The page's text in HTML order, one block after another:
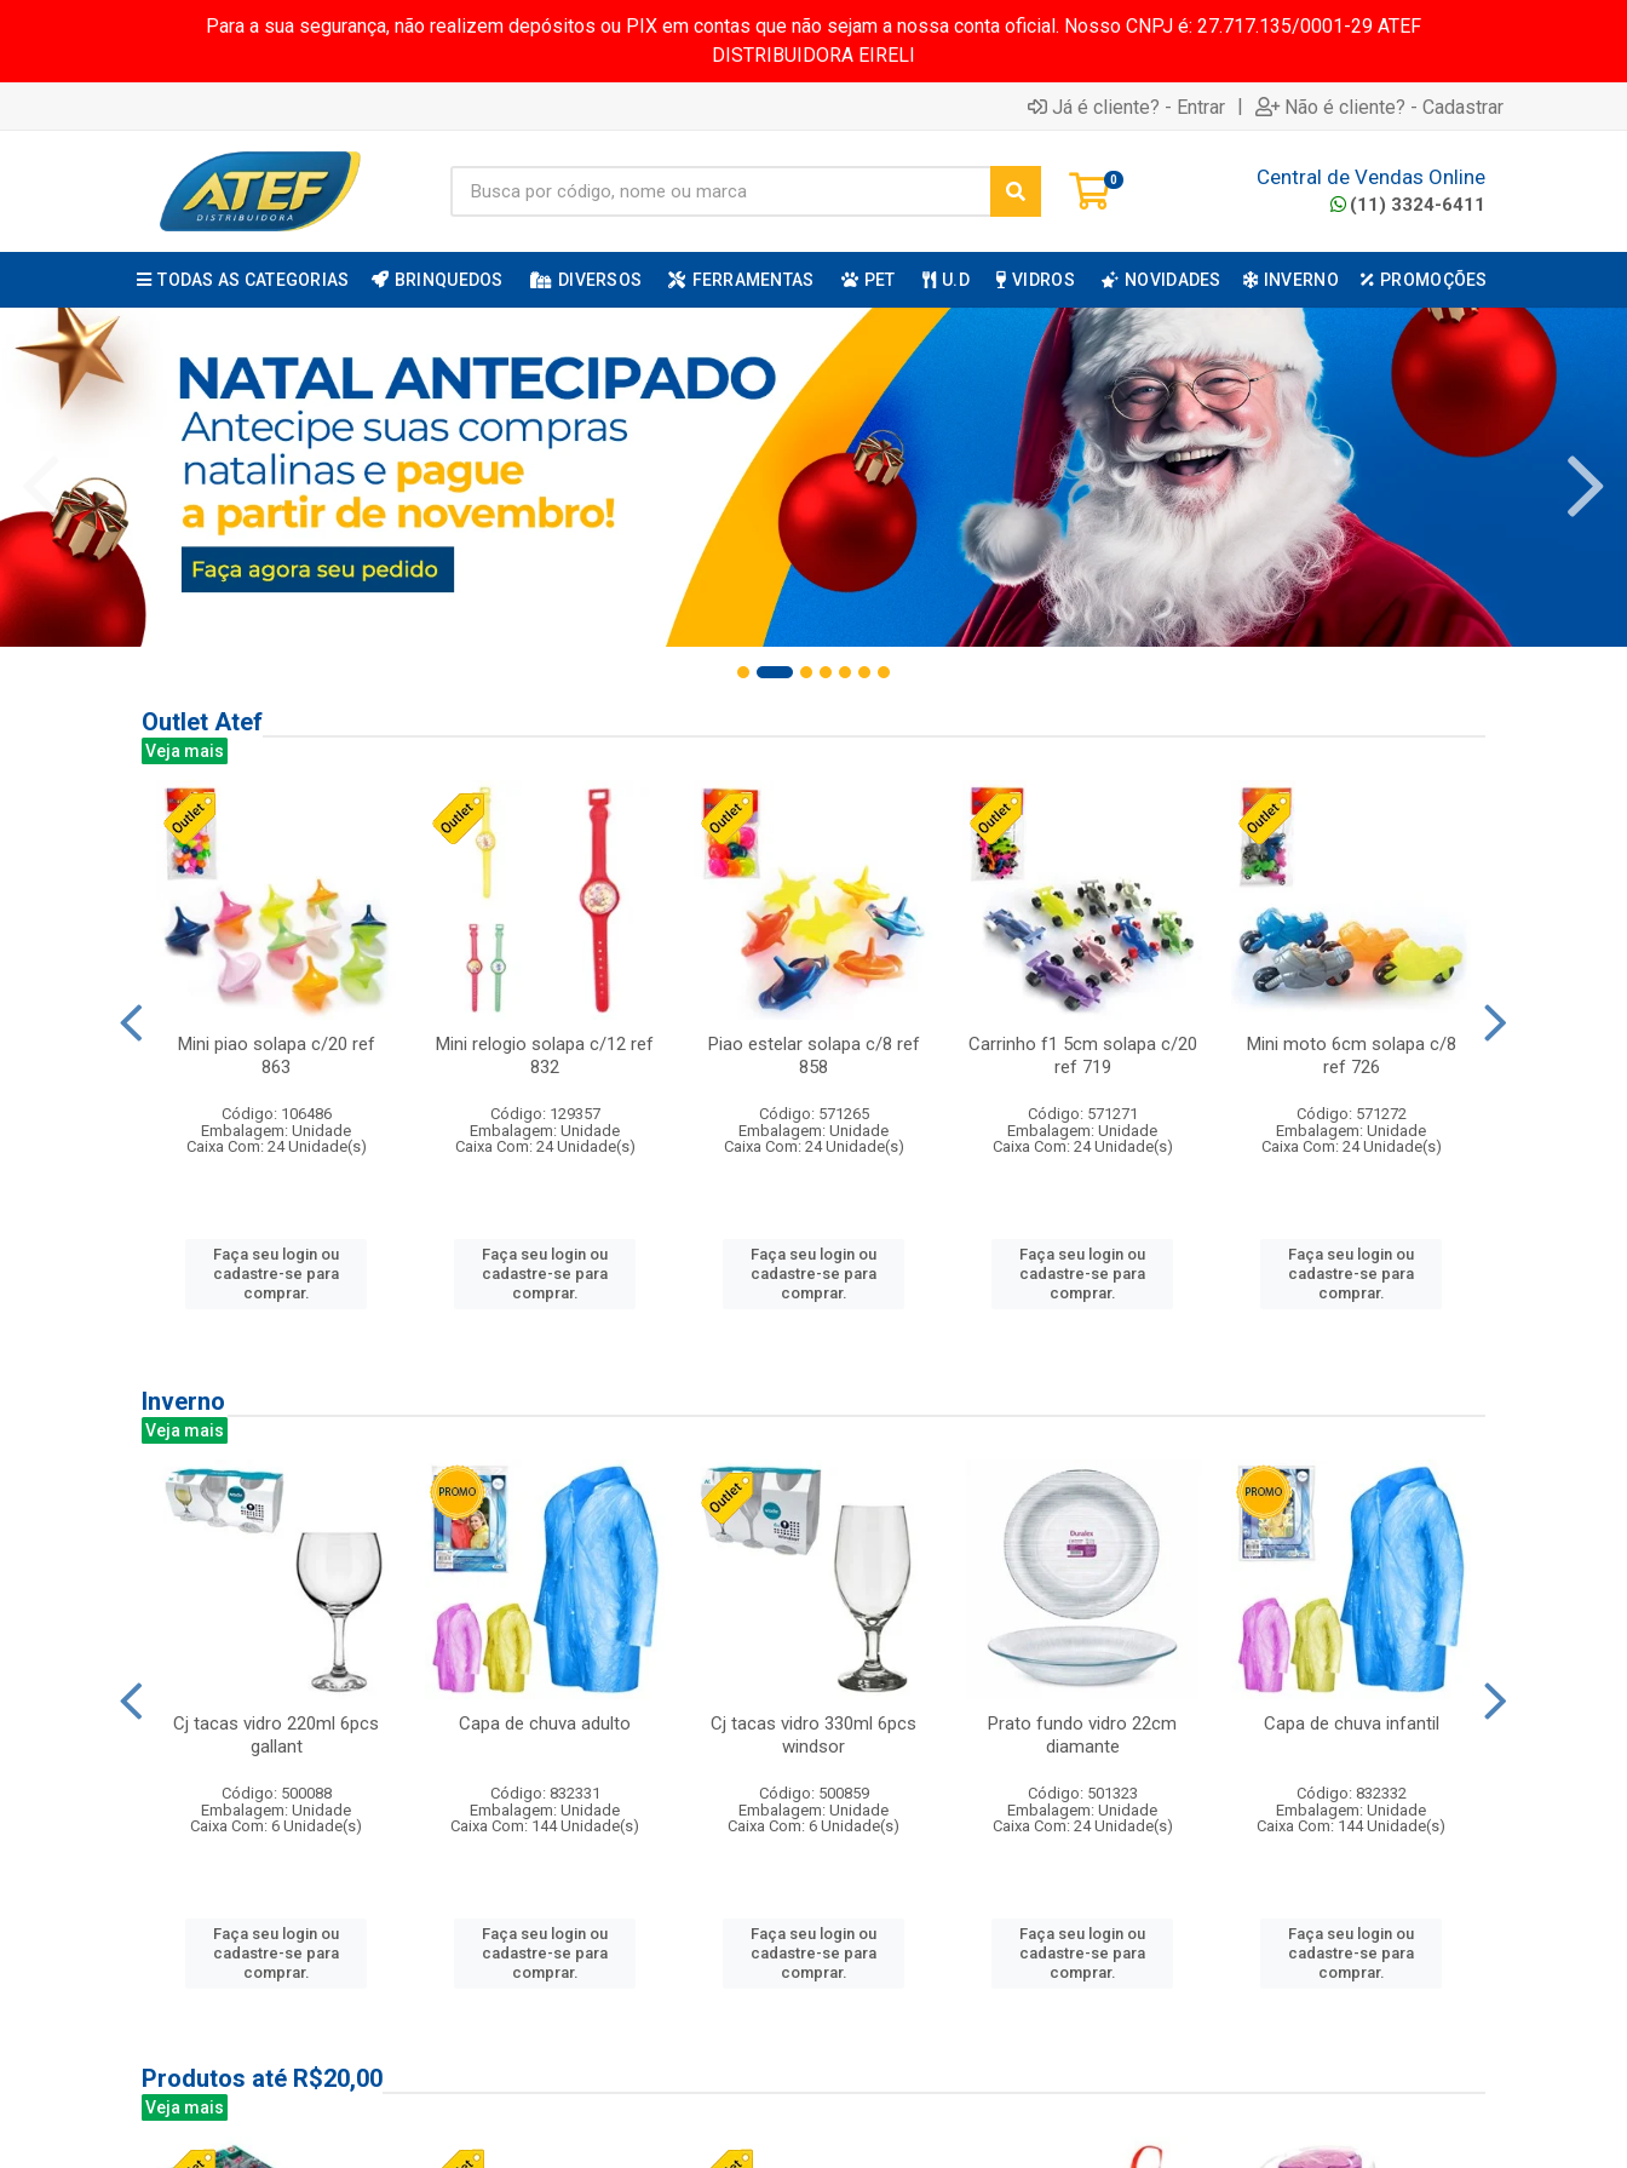
Para a sua segurança, não realizem depósitos ou PIX em contas que não sejam a nossa conta oficial. Nosso CNPJ é: 27.717.135/0001-29 ATEF
DISTRIBUIDORA EIRELI
Já é cliente? - Entrar | Não é cliente? - Cadastrar
0 Central de Vendas Online
(11) 3324-6411
TODAS AS CATEGORIAS BRINQUEDOS DIVERSOS FERRAMENTAS PET U.D VIDROS NOVIDADES INVERNO PROMOÇÕES
Outlet Atef
Veja mais
Mini piao solapa c/20 ref
863
Código: 106486
Embalagem: Unidade
Caixa Com: 24 Unidade(s)
Faça seu login ou
cadastre-se para
comprar.
Mini relogio solapa c/12 ref
832
Código: 129357
Embalagem: Unidade
Caixa Com: 24 Unidade(s)
Faça seu login ou
cadastre-se para
comprar.
Piao estelar solapa c/8 ref
858
Código: 571265
Embalagem: Unidade
Caixa Com: 24 Unidade(s)
Faça seu login ou
cadastre-se para
comprar.
Carrinho f1 5cm solapa c/20
ref 719
Código: 571271
Embalagem: Unidade
Caixa Com: 24 Unidade(s)
Faça seu login ou
cadastre-se para
comprar.
Mini moto 6cm solapa c/8
ref 726
Código: 571272
Embalagem: Unidade
Caixa Com: 24 Unidade(s)
Faça seu login ou
cadastre-se para
comprar.
Inverno
Veja mais
Cj tacas vidro 220ml 6pcs
gallant
Código: 500088
Embalagem: Unidade
Caixa Com: 6 Unidade(s)
Faça seu login ou
cadastre-se para
comprar.
Capa de chuva adulto
Código: 832331
Embalagem: Unidade
Caixa Com: 144 Unidade(s)
Faça seu login ou
cadastre-se para
comprar.
Cj tacas vidro 330ml 6pcs
windsor
Código: 500859
Embalagem: Unidade
Caixa Com: 6 Unidade(s)
Faça seu login ou
cadastre-se para
comprar.
Prato fundo vidro 22cm
diamante
Código: 501323
Embalagem: Unidade
Caixa Com: 24 Unidade(s)
Faça seu login ou
cadastre-se para
comprar.
Capa de chuva infantil
Código: 832332
Embalagem: Unidade
Caixa Com: 144 Unidade(s)
Faça seu login ou
cadastre-se para
comprar.
Produtos até R$20,00
Veja mais